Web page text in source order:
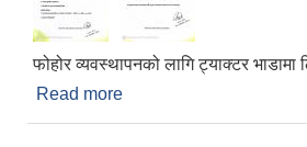
फोहोर व्यवस्थापनको लागि ट्याक्टर भाडामा
Read more